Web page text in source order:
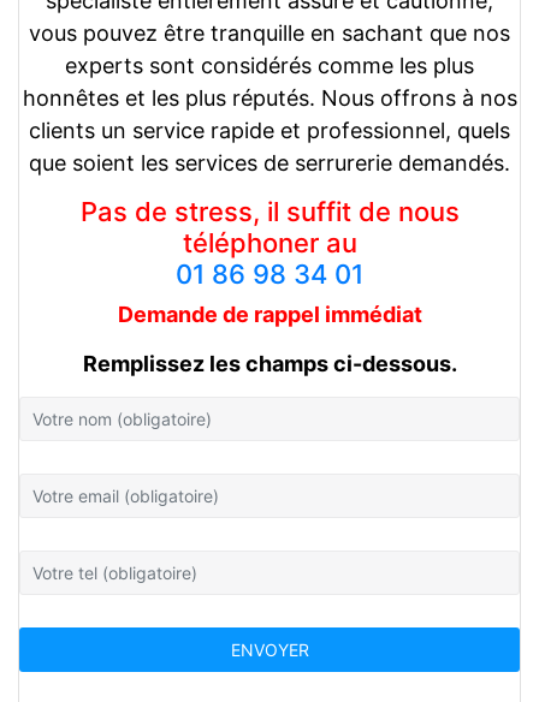
vous pouvez être tranquille en sachant que nos
experts sont considérés comme les plus
honnêtes et les plus réputés. Nous offrons à nos
clients un service rapide et professionnel, quels
que soient les services de serrurerie demandés.
Pas de stress, il suffit de nous
téléphoner au
01 86 98 34 01
Demande de rappel immédiat
Remplissez les champs ci-dessous.